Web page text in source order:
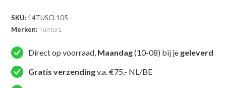
SKU: 14TUSCL105
Merken: Tunturi.
Direct op voorraad, Maandag(10-08) bij je geleverd
Gratis verzendingv.a. €75,- NL/BE